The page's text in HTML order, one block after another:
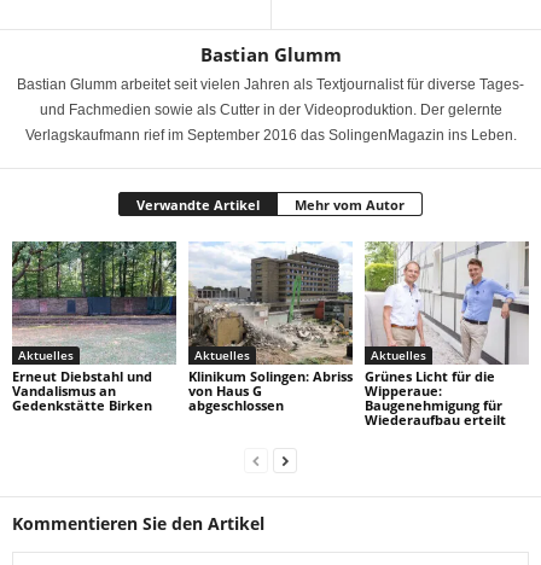
Bastian Glumm
Bastian Glumm arbeitet seit vielen Jahren als Textjournalist für diverse Tages-
und Fachmedien sowie als Cutter in der Videoproduktion. Der gelernte
Verlagskaufmann rief im September 2016 das SolingenMagazin ins Leben.
Verwandte Artikel Mehr vom Autor
Aktuelles
Erneut Diebstahl und
Vandalismus an
Gedenkstätte Birken
Aktuelles
Klinikum Solingen: Abriss
von Haus G
abgeschlossen
Aktuelles
Grünes Licht für die
Wipperaue:
Baugenehmigung für
Wiederaufbau erteilt
Kommentieren Sie den Artikel